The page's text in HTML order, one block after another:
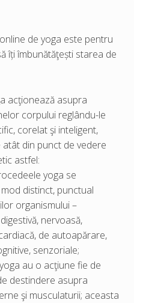
de yoga este pentru
îți îmbunătăţești starea de
acţionează asupra
corpului reglându-le
corelat şi inteligent,
din punct de vedere
astfel:
yoga se
distinct, punctual
organismului –
nervoasă,
de autoapărare,
senzoriale;
au o acţiune fie de
destindere asupra
şi musculaturii; aceasta